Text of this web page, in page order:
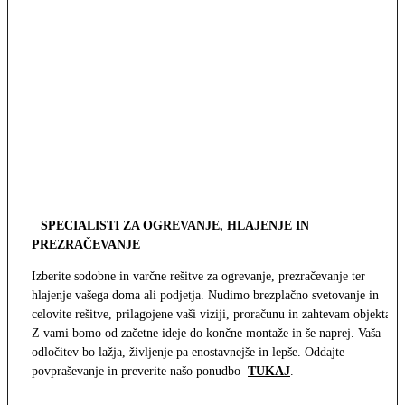
SPECIALISTI ZA OGREVANJE, HLAJENJE IN
PREZRAČEVANJE
Izberite sodobne in varčne rešitve za ogrevanje, prezračevanje ter
hlajenje vašega doma ali podjetja. Nudimo brezplačno svetovanje in
celovite rešitve, prilagojene vaši viziji, proračunu in zahtevam objekta.
Z vami bomo od začetne ideje do končne montaže in še naprej. Vaša
odločitev bo lažja, življenje pa enostavnejše in lepše. Oddajte
povpraševanje in preverite našo ponudbo TUKAJ.